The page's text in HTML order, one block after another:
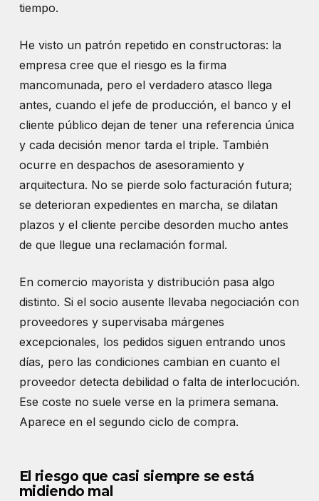
tiempo.
He visto un patrón repetido en constructoras: la
empresa cree que el riesgo es la firma
mancomunada, pero el verdadero atasco llega
antes, cuando el jefe de producción, el banco y el
cliente público dejan de tener una referencia única
y cada decisión menor tarda el triple. También
ocurre en despachos de asesoramiento y
arquitectura. No se pierde solo facturación futura;
se deterioran expedientes en marcha, se dilatan
plazos y el cliente percibe desorden mucho antes
de que llegue una reclamación formal.
En comercio mayorista y distribución pasa algo
distinto. Si el socio ausente llevaba negociación con
proveedores y supervisaba márgenes
excepcionales, los pedidos siguen entrando unos
días, pero las condiciones cambian en cuanto el
proveedor detecta debilidad o falta de interlocución.
Ese coste no suele verse en la primera semana.
Aparece en el segundo ciclo de compra.
El riesgo que casi siempre se está
midiendo mal